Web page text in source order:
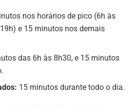
nos horários de pico (6h às
e 15 minutos nos demais
das 6h às 8h30, e 15 minutos
15 minutos durante todo o dia.